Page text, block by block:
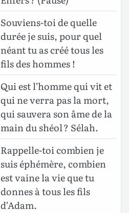
Souviens-toi de quelle
durée je suis, pour quel
néant tu as créé tous les
fils des hommes !
Qui est l’homme qui vit et
qui ne verra pas la mort,
qui sauvera son âme de la
main du shéol ? Sélah.
Rappelle-toi combien je
suis éphémère, combien
est vaine la vie que tu
donnes à tous les fils
d’Adam.